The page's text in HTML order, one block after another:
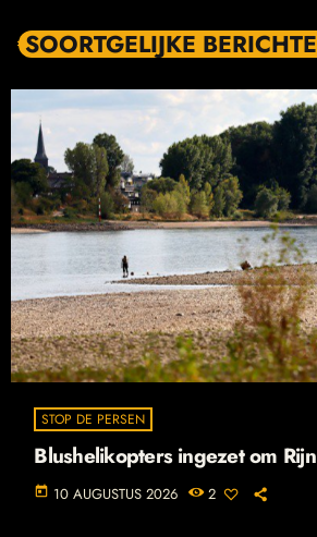
SOORTGELIJKE
STOP DE PERSEN
Blushelikopters ingezet om
today 10 AUGUSTUS 2026 2